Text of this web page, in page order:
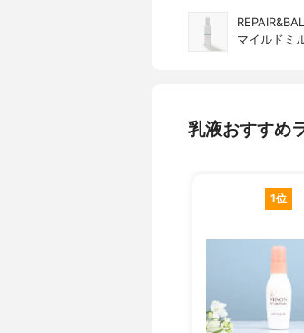
マイルドミ
乳液おすすめ
1位